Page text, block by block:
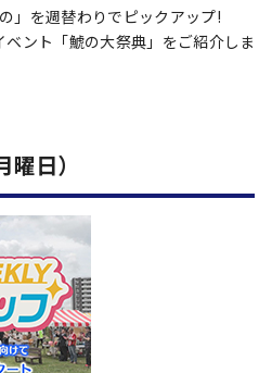
」を週替わりでピックアップ!
ント「鯱の大祭典」をご紹介しま
日）